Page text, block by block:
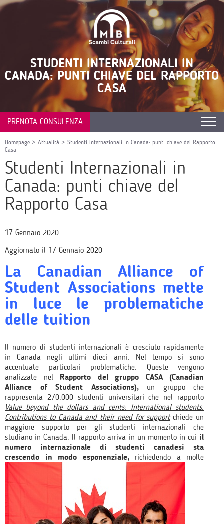
STUDENTI INTERNAZIONALI IN
CANADA: PUNTI CHIAVE DEL RAPPORTO
CASA
PRENOTA CONSULENZA
Homepage > Attualità > Studenti Internazionali in Canada: punti chiave del Rapporto
Casa
Studenti Internazionali in
Canada: punti chiave del
Rapporto Casa
17 Gennaio 2020
Aggiornato il 17 Gennaio 2020
La Canadian Alliance of
Student Associations mette
in luce le problematiche
delle tuition
Il numero di studenti internazionali è cresciuto rapidamente
in Canada negli ultimi dieci anni. Nel tempo si sono
accentuate particolari problematiche. Queste vengono
analizzate nel Rapporto del gruppo CASA (Canadian
Alliance of Student Associations), un gruppo che
rappresenta 270.000 studenti universitari che nel rapporto
Value beyond the dollars and cents: International students.
Contributions to Canada and their need for supportchiede un
maggiore supporto per gli studenti internazionali che
studiano in Canada. Il rapporto arriva in un momento in cui il
numero internazionale di studenti canadesi sta
crescendo in modo esponenziale,
richiedendo a molte